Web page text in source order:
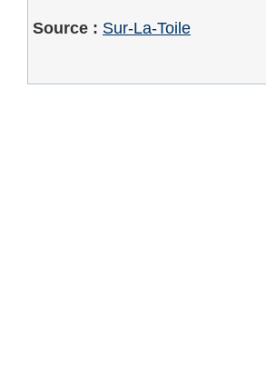
Source : Sur-La-Toile